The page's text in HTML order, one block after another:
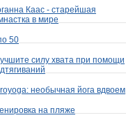
Каас - старейшая
в мире
50
силу хвата при помощи
необычная йога вдвоем
на пляже